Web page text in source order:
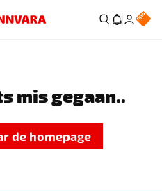
mis gegaan..
de homepage